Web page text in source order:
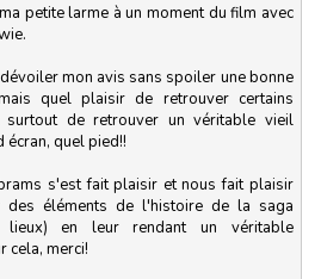
petite larme à un moment du film avec
mon avis sans spoiler une bonne
quel plaisir de retrouver certains
surtout de retrouver un véritable vieil
écran, quel pied!!
s'est fait plaisir et nous fait plaisir
des éléments de l'histoire de la saga
lieux) en leur rendant un véritable
cela, merci!